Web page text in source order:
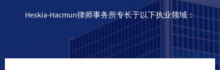
Heskia-Hacmun律师事务所专长于以下执业领域：